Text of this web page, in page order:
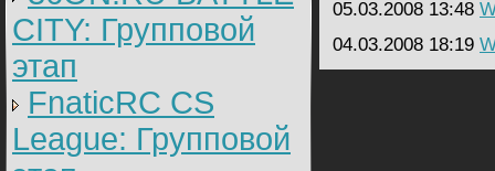
CITY: Групповой
этап
FnaticRC CS
League: Групповой
05.03.2008 13:48
04.03.2008 18:19